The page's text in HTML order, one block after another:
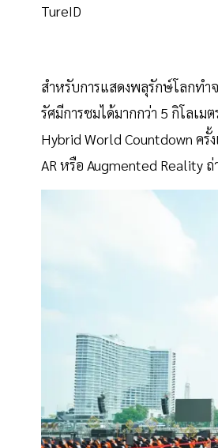
TureID
สำหรับการแสดงพลุรักษ์โลกทำ
รัศมีการชมได้มากกว่า 5 กิโลเ
Hybrid World Countdown ครั้
AR หรือ Augmented Reality